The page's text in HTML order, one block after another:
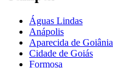
Águas Lindas
Anápolis
Aparecida de Goiânia
Cidade de Goiás
Formosa